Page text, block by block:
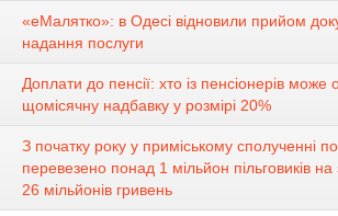
«еМалятко»: в Одесі відновили прийом
надання послуги
Доплати до пенсії: хто із пенсіонерів може
щомісячну надбавку у розмірі 20%
З початку року у приміському сполученні по
перевезено понад 1 мільйон пільговиків
26 мільйонів гривень